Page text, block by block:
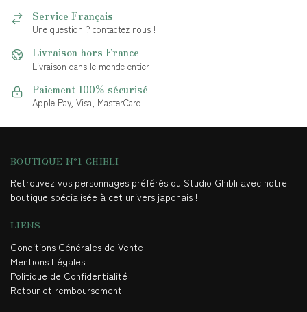
Service Français
Une question ? contactez nous !
Livraison hors France
Livraison dans le monde entier
Paiement 100% sécurisé
Apple Pay, Visa, MasterCard
BOUTIQUE N°1 GHIBLI
Retrouvez vos personnages préférés du Studio Ghibli avec notre
boutique spécialisée à cet univers japonais !
LIENS
Conditions Générales de Vente
Mentions Légales
Politique de Confidentialité
Retour et remboursement